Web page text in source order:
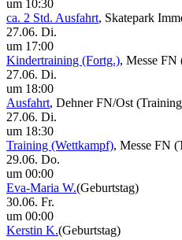
um 10:30
ca. 2 Std. Ausfahrt, Skatepark
27.06. Di.
um 17:00
Kindertraining (Fortg.), Messe FN
27.06. Di.
um 18:00
Ausfahrt, Dehner FN/Ost
27.06. Di.
um 18:30
Training (Wettkampf), Messe FN
29.06. Do.
um 00:00
Eva-Maria W.(Geburtstag)
30.06. Fr.
um 00:00
Kerstin K.(Geburtstag)